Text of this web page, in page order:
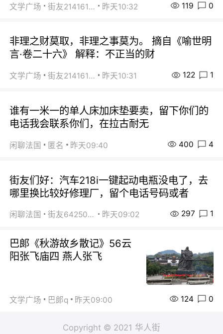
文学广场 街友21416156 昨天10:32 119 0
非理之财莫取，非理之事莫为。 摘自《喻世明
言·卷二十六》 解释：不正当的财
文学广场 街友21416156 昨天10:31 122 1
谁有一米一的单人床加床垫要卖，留下你们的
电话我会联系你们，在拉古耐无
闲聊法国 匿名 昨天09:40 400 4
街友们好：汽车218i一键起动电瓶没电了，去
哪里换比较好修理厂，留个电话号码或者
闲聊法国 街友64250024 昨天09:02 297 1
巴郞《秋游故乡散记》56云
阳张飞庙四 燕人张飞
文学广场 巴郞q 昨天09:00 124 0
Copyright © 2021 华人街